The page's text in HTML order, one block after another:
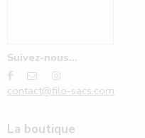
Suivez-nous...
contact@filo-sacs.com
La boutique